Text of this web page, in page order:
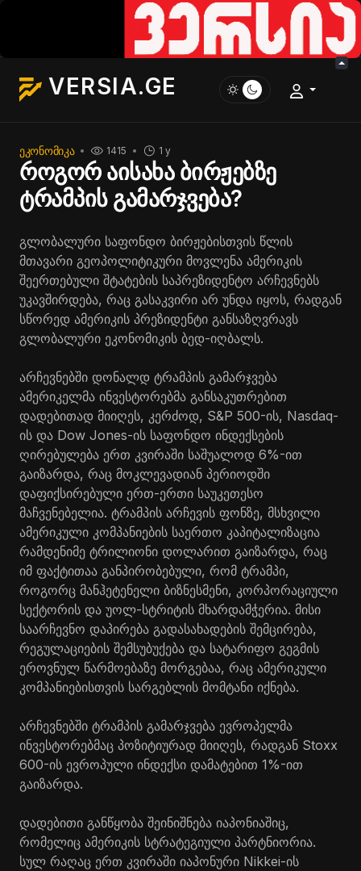
VERSIA.GE
ᲔᲙᲝᲜᲝᲛᲘᲙᲐ 1 y
1415
როგორ აისახა ბირჟებზე
ტრამპის გამარჯვება?
გლობალური საფონდო ბირჟებისთვის წლის
მთავარი გეოპოლიტიკური მოვლენა ამერიკის
შეერთებული შტატების საპრეზიდენტო არჩევნებს
უკავშირდება, რაც გასაკვირი არ უნდა იყოს, რადგან
სწორედ ამერიკის პრეზიდენტი განსაზღვრავს
გლობალური ეკონომიკის ბედ-იღბალს.
არჩევნებში დონალდ ტრამპის გამარჯვება
ამერიკელმა ინვესტორებმა განსაკუთრებით
დადებითად მიიღეს, კერძოდ, S&P 500-ის, Nasdaq-
ის და Dow Jones-ის საფონდო ინდექსების
ღირებულება ერთ კვირაში საშუალოდ 6%-ით
გაიზარდა, რაც მოკლევადიან პერიოდში
დაფიქსირებული ერთ-ერთი საუკეთესო
მაჩვენებელია. ტრამპის არჩევის ფონზე, მსხვილი
ამერიკული კომპანიების საერთო კაპიტალიზაცია
რამდენიმე ტრილიონი დოლარით გაიზარდა, რაც
იმ ფაქტითაა განპირობებული, რომ ტრამპი,
როგორც მანჰეტენელი ბიზნესმენი, კორპორაციული
სექტორის და უოლ-სტრიტის მხარდამჭერია. მისი
საარჩევნო დაპირება გადასახადების შემცირება,
რეგულაციების შემსუბუქება და სატარიფო გეგმის
ეროვნულ წარმოებაზე მორგებაა, რაც ამერიკული
კომპანიებისთვის სარგებლის მომტანი იქნება.
არჩევნებში ტრამპის გამარჯვება ევროპელმა
ინვესტორებმაც პოზიტიურად მიიღეს, რადგან Stoxx
600-ის ევროპული ინდექსი დამატებით 1%-ით
გაიზარდა.
დადებითი განწყობა შეინიშნება იაპონიაშიც,
რომელიც ამერიკის სტრატეგიული პარტნიორია.
სულ რაღაც ერთ კვირაში იაპონური Nikkei-ის